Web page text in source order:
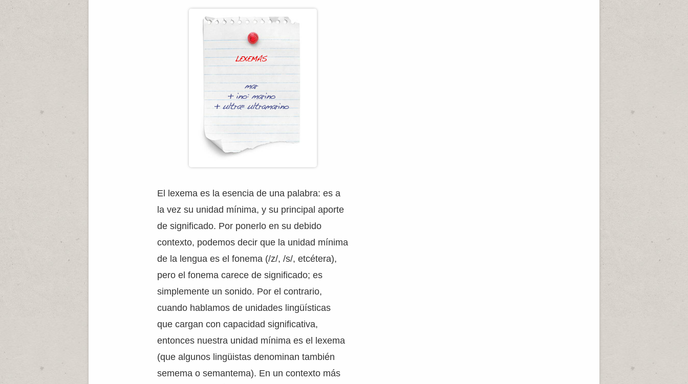
El lexema es la esencia de una palabra: es a
la vez su unidad mínima, y su principal aporte
de significado. Por ponerlo en su debido
contexto, podemos decir que la unidad mínima
de la lengua es el fonema (/z/, /s/, etcétera),
pero el fonema carece de significado; es
simplemente un sonido. Por el contrario,
cuando hablamos de unidades lingüísticas
que cargan con capacidad significativa,
entonces nuestra unidad mínima es el lexema
(que algunos lingüistas denominan también
semema o semantema). En un contexto más